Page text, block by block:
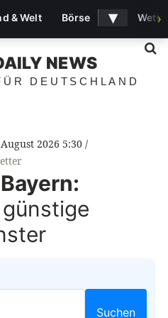
NEWS
DEUTSCHLAND
2026 5:30
Suchen
& Welt Börse ▾ ›